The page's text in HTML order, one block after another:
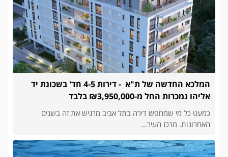
המלכא החדשה של ת"א - דירות 4-5 חד' בשכונת יד
אליהו נמכרות החל מ-₪3,950,000 בלבד
כמעט כל מי שמחפש דירה בתל אביב מרגיש את זה בשנים
האחרונות. מרכז העיר...